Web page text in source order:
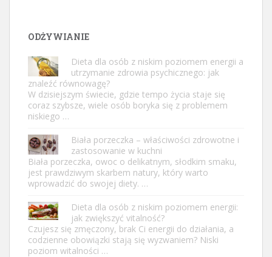
ODŻYWIANIE
Dieta dla osób z niskim poziomem energii a
utrzymanie zdrowia psychicznego: jak
znaleźć równowagę?
W dzisiejszym świecie, gdzie tempo życia staje się
coraz szybsze, wiele osób boryka się z problemem
niskiego …
Biała porzeczka – właściwości zdrowotne i
zastosowanie w kuchni
Biała porzeczka, owoc o delikatnym, słodkim smaku,
jest prawdziwym skarbem natury, który warto
wprowadzić do swojej diety. …
Dieta dla osób z niskim poziomem energii:
jak zwiększyć vitalność?
Czujesz się zmęczony, brak Ci energii do działania, a
codzienne obowiązki stają się wyzwaniem? Niski
poziom witalności …